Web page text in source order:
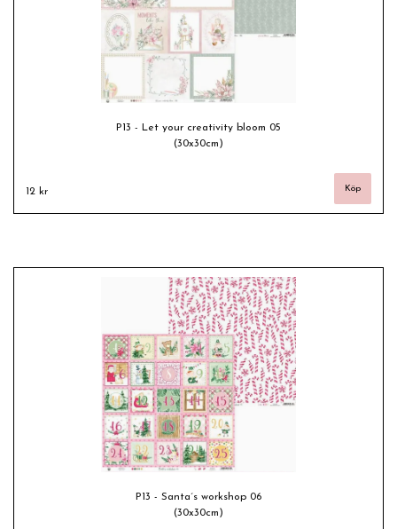
P13 - Let your creativity bloom 05
(30x30cm)
12 kr
P13 - Santa´s workshop 06
(30x30cm)